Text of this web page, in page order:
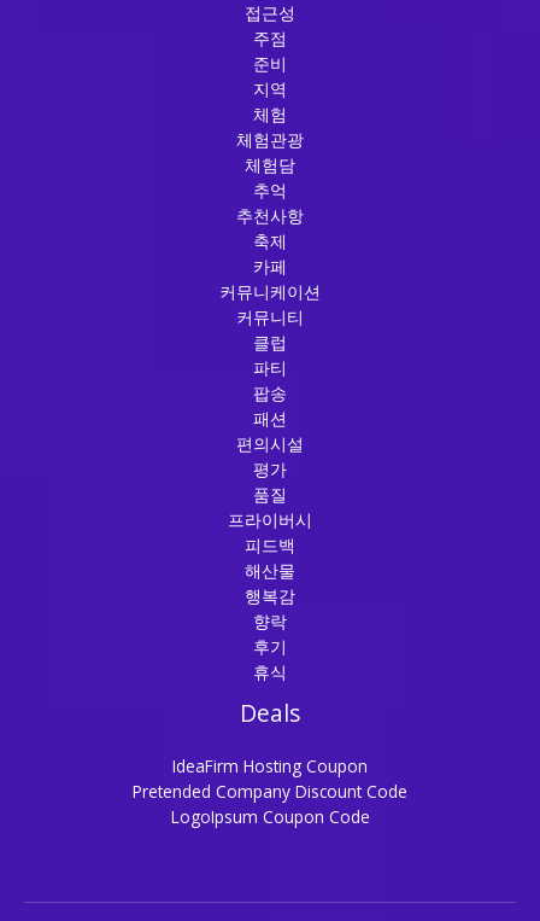
접근성
주점
준비
지역
체험
체험관광
체험담
추억
추천사항
축제
카페
커뮤니케이션
커뮤니티
클럽
파티
팝송
패션
편의시설
평가
품질
프라이버시
피드백
해산물
행복감
향락
후기
휴식
Deals
IdeaFirm Hosting Coupon
Pretended Company Discount Code
LogoIpsum Coupon Code